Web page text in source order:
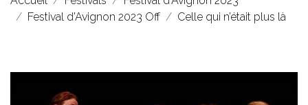
Festival d'Avignon 2023 Off
Celle qui n’était plus là